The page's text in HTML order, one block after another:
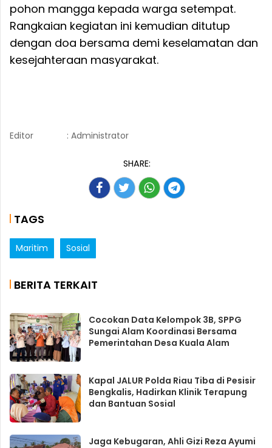
pohon mangga kepada warga setempat.
Rangkaian kegiatan ini kemudian ditutup
dengan doa bersama demi keselamatan dan
kesejahteraan masyarakat.
Editor : Administrator
SHARE:
TAGS
Maritim Sosial
BERITA TERKAIT
Cocokan Data Kelompok 3B, SPPG
Sungai Alam Koordinasi Bersama
Pemerintahan Desa Kuala Alam
Kapal JALUR Polda Riau Tiba di Pesisir
Bengkalis, Hadirkan Klinik Terapung
dan Bantuan Sosial
Jaga Kebugaran, Ahli Gizi Reza Ayumi